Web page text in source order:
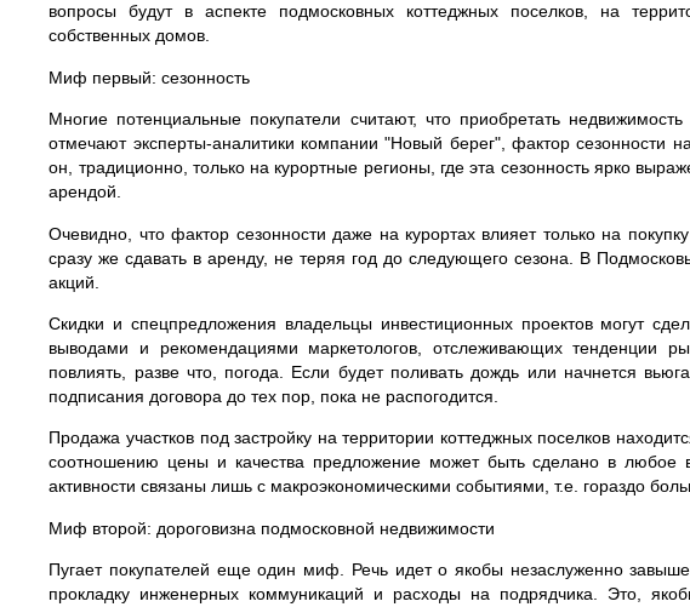
вопросы будут в аспекте подмосковных коттеджных поселков, на
собственных домов.
Миф первый: сезонность
Многие потенциальные покупатели считают, что приобретать
отмечают эксперты-аналитики компании "Новый берег", фактор сезонности
он, традиционно, только на курортные регионы, где эта сезонность ярко
арендой.
Очевидно, что фактор сезонности даже на курортах влияет только на
сразу же сдавать в аренду, не теряя год до следующего сезона. В
акций.
Скидки и спецпредложения владельцы инвестиционных проектов могут
выводами и рекомендациями маркетологов, отслеживающих тенденции
повлиять, разве что, погода. Если будет поливать дождь или начнется
подписания договора до тех пор, пока не распогодится.
Продажа участков под застройку на территории коттеджных поселков
соотношению цены и качества предложение может быть сделано в любое
активности связаны лишь с макроэкономическими событиями, т.е. гораздо
Миф второй: дороговизна подмосковной недвижимости
Пугает покупателей еще один миф. Речь идет о якобы незаслуженно
прокладку инженерных коммуникаций и расходы на подрядчика. Это,